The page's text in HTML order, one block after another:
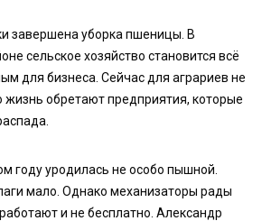
завершена уборка пшеницы. В
сельское хозяйство становится всё
для бизнеса. Сейчас для аграриев не
жизнь обретают предприятия, которые
году уродилась не особо пышной.
мало. Однако механизаторы рады
и не бесплатно. Александр